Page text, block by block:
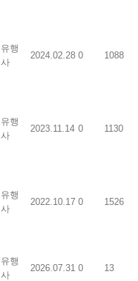
유행
사
2024.02.28 0 1088
유행
사
2023.11.14 0 1130
유행
사
2022.10.17 0 1526
유행
사
2026.07.31 0 13